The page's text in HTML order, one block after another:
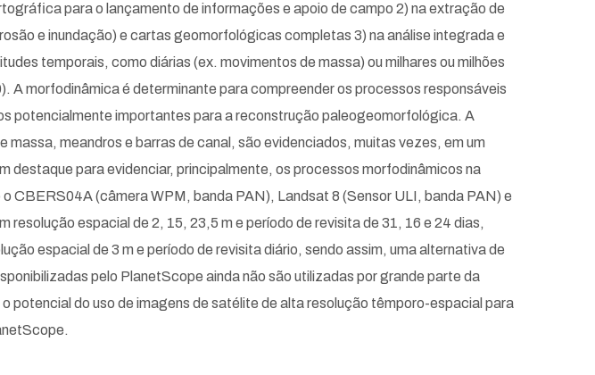
para o lançamento de informações e apoio de campo 2) na extração de
e inundação) e cartas geomorfológicas completas 3) na análise integrada e
temporais, como diárias (ex. movimentos de massa) ou milhares ou milhões
morfodinâmica é determinante para compreender os processos responsáveis
potencialmente importantes para a reconstrução paleogeomorfológica. A
meandros e barras de canal, são evidenciados, muitas vezes, em um
para evidenciar, principalmente, os processos morfodinâmicos na
CBERS04A (câmera WPM, banda PAN), Landsat 8 (Sensor ULI, banda PAN) e
espacial de 2, 15, 23,5 m e período de revisita de 31, 16 e 24 dias,
espacial de 3 m e período de revisita diário, sendo assim, uma alternativa de
pelo PlanetScope ainda não são utilizadas por grande parte da
potencial do uso de imagens de satélite de alta resolução têmporo-espacial para